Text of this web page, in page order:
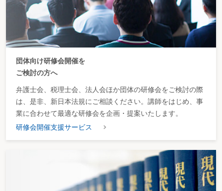
団体向け研修会開催を
ご検討の方へ
弁護士会、税理士会、法人会ほか団体の研修会をご検討の際
は、是非、新日本法規にご相談ください。講師をはじめ、事
業に合わせて最適な研修会を企画・提案いたします。
研修会開催支援サービス